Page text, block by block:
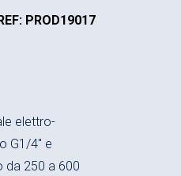
PROD19017
elettro-
G1/4″ e
da 250 a 600